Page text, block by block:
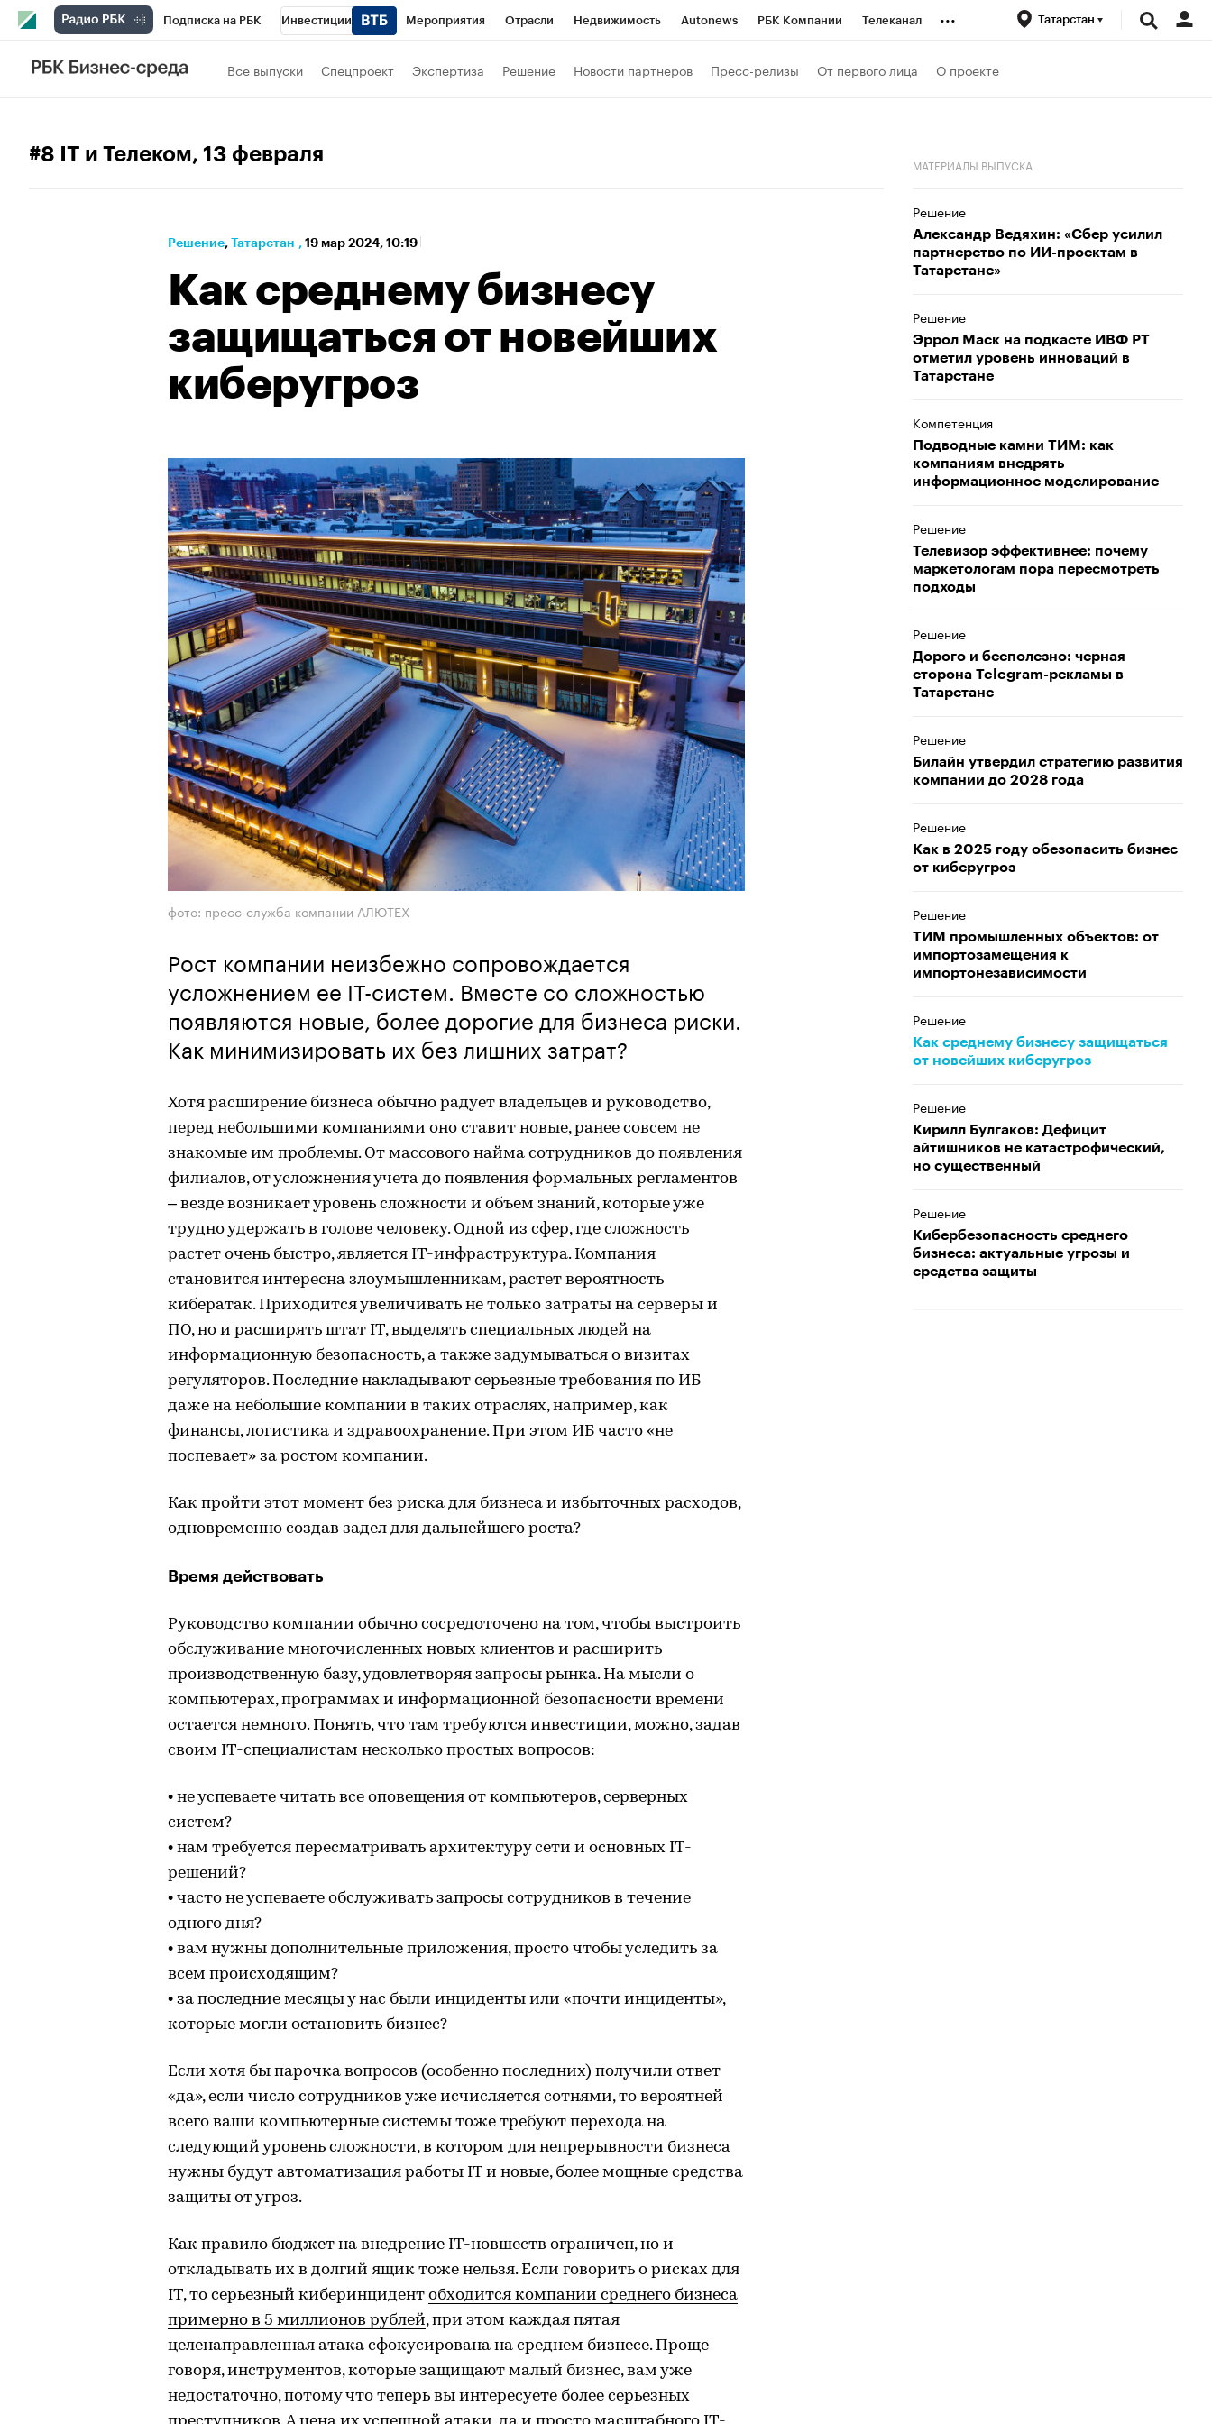
Подписка на РБК Инвестиции Мероприятия Отрасли Недвижимость Autonews РБК Компании Телеканал
РБК Вино
... Татарстан
Все выпуски Спецпроект Экспертиза Решение Новости партнеров Пресс-релизы От первого лица О проекте
#8 IT и Телеком, 13 февраля
Решение⁠, Татарстан , 19 мар 2024, 10:19
Как среднему бизнесу
защищаться от новейших
киберугроз
фото: пресс-служба компании АЛЮТЕХ
Рост компании неизбежно сопровождается
усложнением ее IT-систем. Вместе со сложностью
появляются новые, более дорогие для бизнеса риски.
Как минимизировать их без лишних затрат?
Хотя расширение бизнеса обычно радует владельцев и руководство,
перед небольшими компаниями оно ставит новые, ранее совсем не
знакомые им проблемы. От массового найма сотрудников до появления
филиалов, от усложнения учета до появления формальных регламентов
– везде возникает уровень сложности и объем знаний, которые уже
трудно удержать в голове человеку. Одной из сфер, где сложность
растет очень быстро, является IT-инфраструктура. Компания
становится интересна злоумышленникам, растет вероятность
кибератак. Приходится увеличивать не только затраты на серверы и
ПО, но и расширять штат IT, выделять специальных людей на
информационную безопасность, а также задумываться о визитах
регуляторов. Последние накладывают серьезные требования по ИБ
даже на небольшие компании в таких отраслях, например, как
финансы, логистика и здравоохранение. При этом ИБ часто «не
поспевает» за ростом компании.
Как пройти этот момент без риска для бизнеса и избыточных расходов,
одновременно создав задел для дальнейшего роста?
Время действовать
Руководство компании обычно сосредоточено на том, чтобы выстроить
обслуживание многочисленных новых клиентов и расширить
производственную базу, удовлетворяя запросы рынка. На мысли о
компьютерах, программах и информационной безопасности времени
остается немного. Понять, что там требуются инвестиции, можно, задав
своим IT-специалистам несколько простых вопросов:
• не успеваете читать все оповещения от компьютеров, серверных
систем?
• нам требуется пересматривать архитектуру сети и основных IT-
решений?
• часто не успеваете обслуживать запросы сотрудников в течение
одного дня?
• вам нужны дополнительные приложения, просто чтобы уследить за
всем происходящим?
• за последние месяцы у нас были инциденты или «почти инциденты»,
которые могли остановить бизнес?
Если хотя бы парочка вопросов (особенно последних) получили ответ
«да», если число сотрудников уже исчисляется сотнями, то вероятней
всего ваши компьютерные системы тоже требуют перехода на
следующий уровень сложности, в котором для непрерывности бизнеса
нужны будут автоматизация работы IT и новые, более мощные средства
защиты от угроз.
Как правило бюджет на внедрение IT-новшеств ограничен, но и
откладывать их в долгий ящик тоже нельзя. Если говорить о рисках для
IT, то серьезный киберинцидент обходится компании среднего бизнеса
примерно в 5 миллионов рублей, при этом каждая пятая
целенаправленная атака сфокусирована на среднем бизнесе. Проще
говоря, инструментов, которые защищают малый бизнес, вам уже
недостаточно, потому что теперь вы интересуете более серьезных
МАТЕРИАЛЫ ВЫПУСКА
Решение
Александр Ведяхин: «Сбер усилил
партнерство по ИИ-проектам в
Татарстане»
Решение
Эррол Маск на подкасте ИВФ РТ
отметил уровень инноваций в
Татарстане
Компетенция
Подводные камни ТИМ: как
компаниям внедрять
информационное моделирование
Решение
Телевизор эффективнее: почему
маркетологам пора пересмотреть
подходы
Решение
Дорого и бесполезно: черная
сторона Telegram-рекламы в
Татарстане
Решение
Билайн утвердил стратегию развития
компании до 2028 года
Решение
Как в 2025 году обезопасить бизнес
от киберугроз
Решение
ТИМ промышленных объектов: от
импортозамещения к
импортонезависимости
Решение
Как среднему бизнесу защищаться
от новейших киберугроз
Решение
Кирилл Булгаков: Дефицит
айтишников не катастрофический,
но существенный
Решение
Кибербезопасность среднего
бизнеса: актуальные угрозы и
средства защиты